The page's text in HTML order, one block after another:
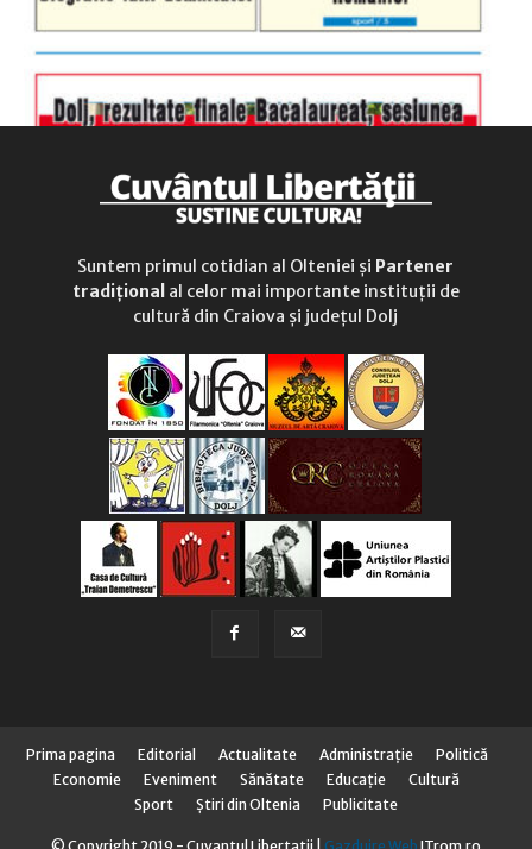
Suntem primul cotidian al Olteniei și Partener
tradițional al celor mai importante instituții de
cultură din Craiova și județul Dolj
Prima pagina Editorial Actualitate Administraţie
Politică
Economie
Eveniment Sănătate Educaţie
Cultură
Sport
Știri din Oltenia Publicitate